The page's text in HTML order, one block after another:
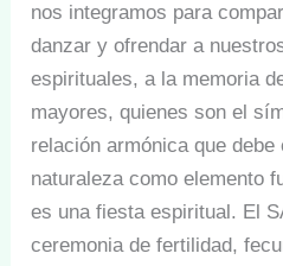
nos integramos para
danzar y ofrendar a
espirituales, a la memoria
mayores, quienes son el
relación armónica que
naturaleza como elemento
es una fiesta espiritual. El
ceremonia de fertilidad,